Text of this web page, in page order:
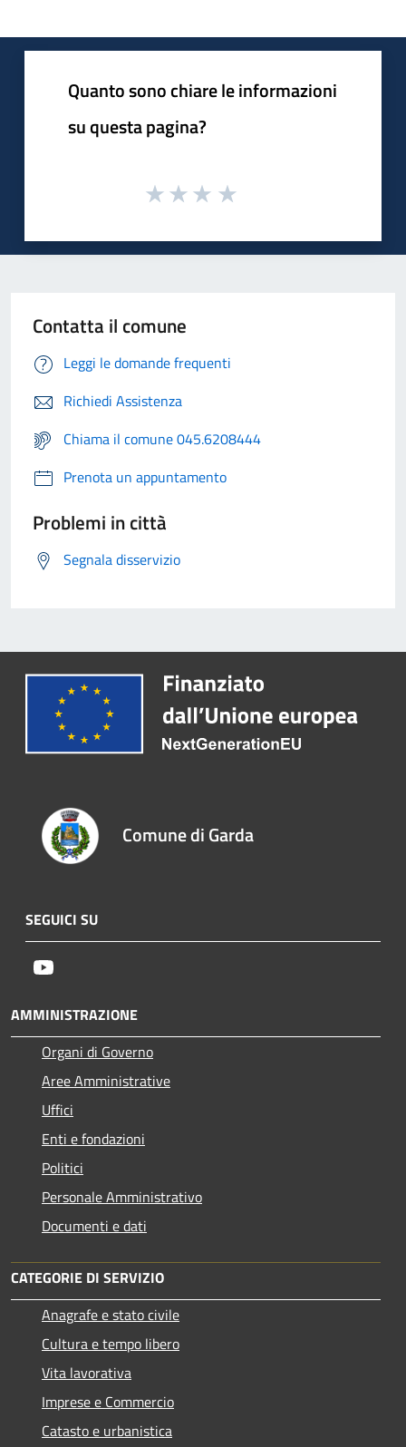
Quanto sono chiare le informazioni
su questa pagina?
Contatta il comune
Leggi le domande frequenti
Richiedi Assistenza
Chiama il comune 045.6208444
Prenota un appuntamento
Problemi in città
Segnala disservizio
Comune di Garda
SEGUICI SU
AMMINISTRAZIONE
Organi di Governo
Aree Amministrative
Uffici
Enti e fondazioni
Politici
Personale Amministrativo
Documenti e dati
CATEGORIE DI SERVIZIO
Anagrafe e stato civile
Cultura e tempo libero
Vita lavorativa
Imprese e Commercio
Catasto e urbanistica